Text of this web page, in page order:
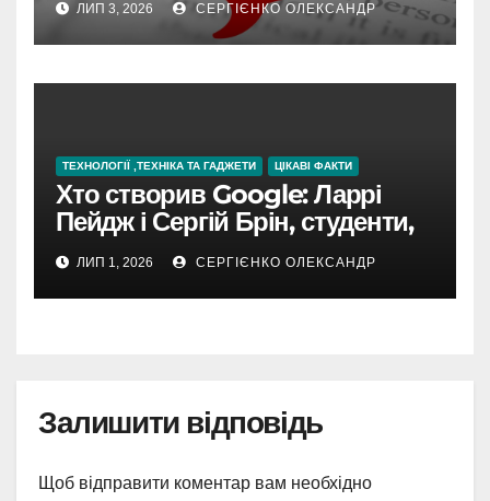
ЛИП 3, 2026 СЕРГІЄНКО ОЛЕКСАНДР
ТЕХНОЛОГІЇ ,ТЕХНІКА ТА ГАДЖЕТИ ЦІКАВІ ФАКТИ
Хто створив Google: Ларрі
Пейдж і Сергій Брін, студенти,
чия ідея підкорила інтернет
ЛИП 1, 2026 СЕРГІЄНКО ОЛЕКСАНДР
Залишити відповідь
Щоб відправити коментар вам необхідно